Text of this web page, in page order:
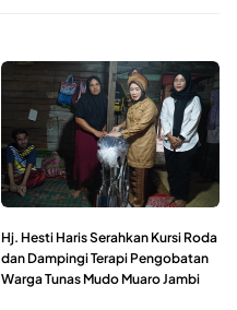
Hj. Hesti Haris Serahkan Kursi Roda
dan Dampingi Terapi Pengobatan
Warga Tunas Mudo Muaro Jambi